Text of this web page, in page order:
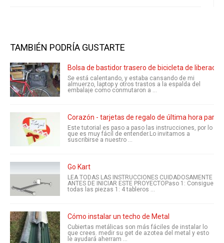
TAMBIÉN PODRÍA GUSTARTE
Bolsa de bastidor trasero de bicicleta de
Se está calentando, y estaba cansando de mi
almuerzo, laptop y otros trastos a la espalda del
embalaje como conmutaron a ...
Corazón - tarjetas de regalo de última hora para
Este tutorial es paso a paso las instrucciones, por lo
que es muy fácil de entender.Lo invitamos a
suscribirse a nuestro ...
Go Kart
LEA TODAS LAS INSTRUCCIONES CUIDADOSAMENTE
ANTES DE INICIAR ESTE PROYECTOPaso 1: Consigue
todas las piezas 1: 4 tableros ...
Cómo instalar un techo de Metal
Cubiertas metálicas son más fáciles de instalar lo
que crees. medir su get de azotea del metal y esto
le ayudará aherram ...